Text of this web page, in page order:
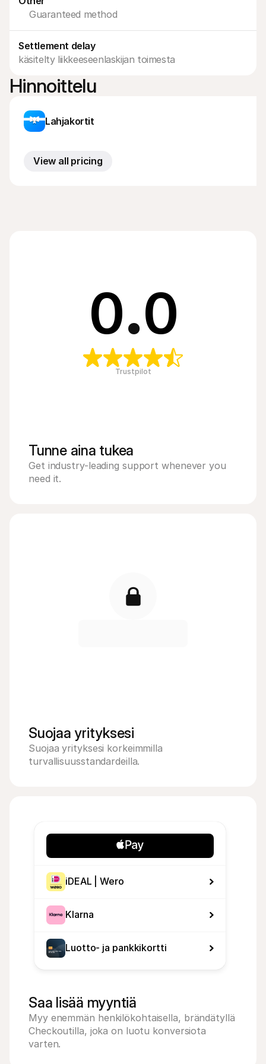
Guaranteed method
Settlement delay
käsitelty liikkeeseenlaskijan toimesta
Hinnoittelu
Lahjakortit
View all pricing
0.0
Trustpilot
Tunne aina tukea
Get industry-leading support whenever you
need it.
Suojaa yrityksesi
Suojaa yrityksesi korkeimmilla
turvallisuusstandardeilla.
iDEAL | Wero
Klarna
Luotto- ja pankkikortti
Saa lisää myyntiä
Myy enemmän henkilökohtaisella, brändätyllä
Checkoutilla, joka on luotu konversiota
varten.
Ostajille
Selvitä, miksi Mollie näkyy tiliotteessasi
Ota yhteyttä myyntiin
Tutustu, kuinka voimme auttaa yritystäsi